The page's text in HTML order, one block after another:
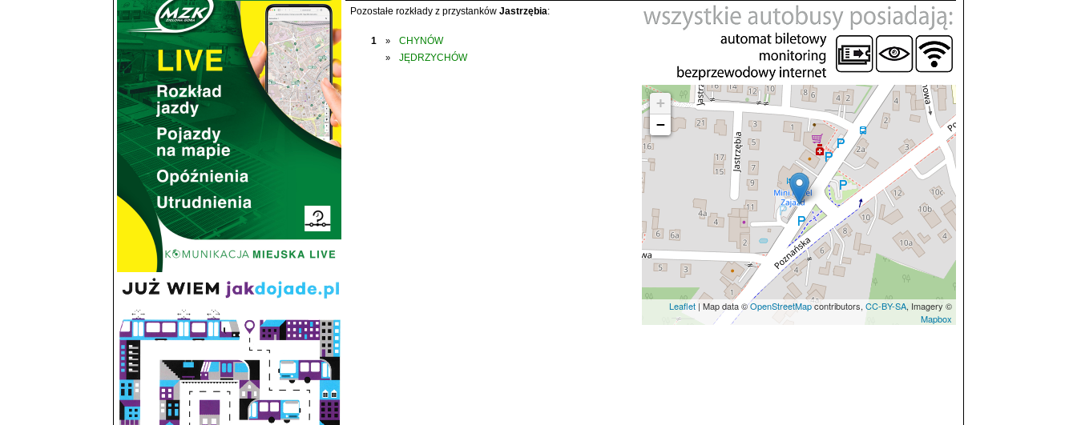
Pozostałe rozkłady z przystanków Jastrzębia:
1 » CHYNÓW
» JĘDRZYCHÓW
+
−
Leaflet | Map data ©OpenStreetMapcontributors, CC-BY-SA, Imagery ©
Mapbox